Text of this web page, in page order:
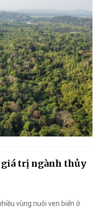
trị ngành thủy
vùng nuôi ven biển ở